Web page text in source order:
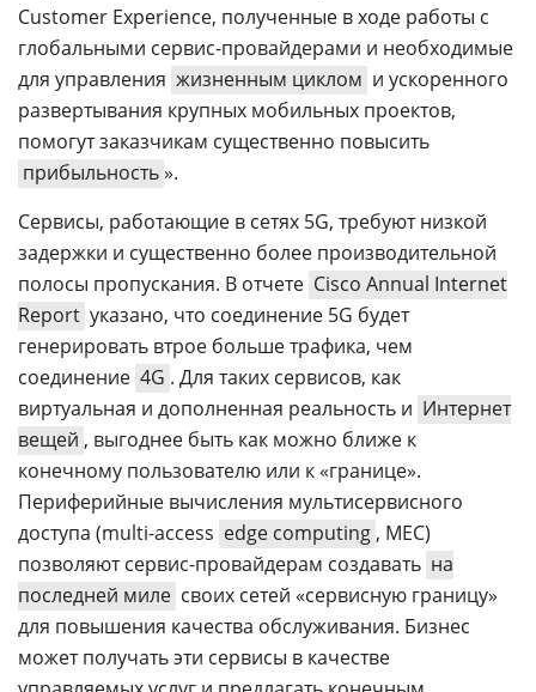
Customer Experience, полученные в ходе работы с
глобальными сервис-провайдерами и необходимые
для управления жизненным циклом и ускоренного
развертывания крупных мобильных проектов,
помогут заказчикам существенно повысить
прибыльность».
Сервисы, работающие в сетях 5G, требуют низкой
задержки и существенно более производительной
полосы пропускания. В отчете Cisco Annual Internet
Report указано, что соединение 5G будет
генерировать втрое больше трафика, чем
соединение 4G . Для таких сервисов, как
виртуальная и дополненная реальность и Интернет
вещей , выгоднее быть как можно ближе к
конечному пользователю или к «границе».
Периферийные вычисления мультисервисного
доступа (multi-access edge computing , MEC)
позволяют сервис-провайдерам создавать на
последней миле своих сетей «сервисную границу»
для повышения качества обслуживания. Бизнес
может получать эти сервисы в качестве